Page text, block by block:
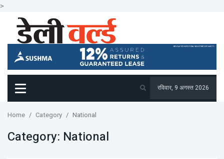
>
रविवार, 9 अगस्त 2026
Home Category National
Category: National